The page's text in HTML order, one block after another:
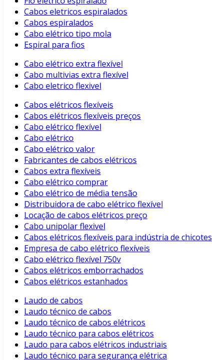
Cabos eletricos espiralados
Cabos espiralados
Cabo elétrico tipo mola
Espiral para fios
Cabo elétrico extra flexível
Cabo multivias extra flexível
Cabo eletrico flexivel
Cabos elétricos flexíveis
Cabos elétricos flexíveis preços
Cabo elétrico flexível
Cabo elétrico
Cabo elétrico valor
Fabricantes de cabos elétricos
Cabos extra flexíveis
Cabo elétrico comprar
Cabo elétrico de média tensão
Distribuidora de cabo elétrico flexível
Locação de cabos elétricos preço
Cabo unipolar flexivel
Cabos elétricos flexíveis para indústria de chicotes
Empresa de cabo elétrico flexíveis
Cabo elétrico flexível 750v
Cabos elétricos emborrachados
Cabos elétricos estanhados
Laudo de cabos
Laudo técnico de cabos
Laudo técnico de cabos elétricos
Laudo técnico para cabos elétricos
Laudo para cabos elétricos industriais
Laudo técnico para segurança elétrica